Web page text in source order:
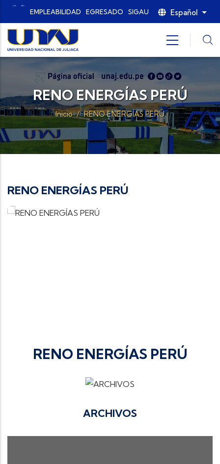
Pasar al contenido principal
EMPLEABILIDAD EGRESADO SIGAU Español
RENO ENERGÍAS PERÚ
Inicio / RENO ENERGÍAS PERÚ
RENO ENERGÍAS PERÚ
RENO ENERGÍAS PERÚ
ARCHIVOS